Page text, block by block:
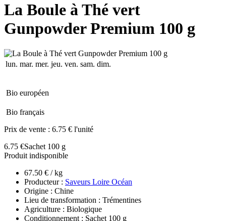
La Boule à Thé vert
Gunpowder Premium 100 g
lun. mar. mer. jeu. ven. sam. dim.
Bio européen
Bio français
Prix de vente : 6.75 € l'unité
6.75 €Sachet 100 g
Produit indisponible
67.50 € / kg
Producteur : Saveurs Loire Océan
Origine : Chine
Lieu de transformation : Trémentines
Agriculture : Biologique
Conditionnement : Sachet 100 g